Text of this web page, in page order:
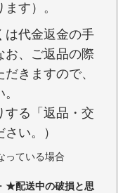
す）。
は代金返金の手
お、ご返品の際
きますので、
する「返品・交
い。）
っている場合
★配送中の破損と思